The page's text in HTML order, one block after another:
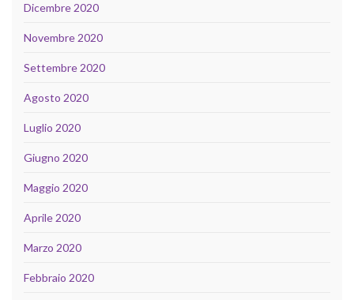
Dicembre 2020
Novembre 2020
Settembre 2020
Agosto 2020
Luglio 2020
Giugno 2020
Maggio 2020
Aprile 2020
Marzo 2020
Febbraio 2020